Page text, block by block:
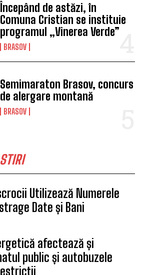
Începând de astăzi, în
Comuna Cristian se instituie
programul „Vinerea Verde”
BRASOV
Semimaraton Brasov, concurs
de alergare montană
BRASOV
Utilizează Numerele
Date și Bani
afectează și
public și autobuzele